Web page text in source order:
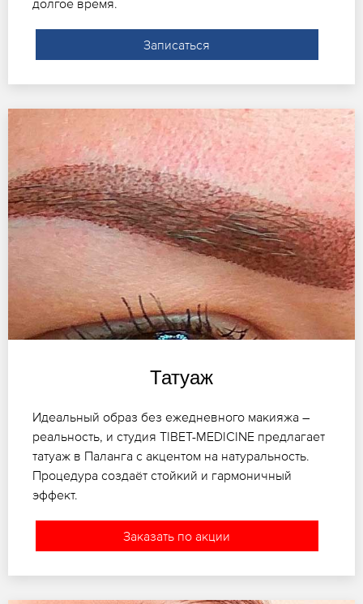
долгое время.
Записаться
Татуаж
Идеальный образ без ежедневного макияжа –
реальность, и студия TIBET-MEDICINE предлагает
татуаж в Паланга с акцентом на натуральность.
Процедура создаёт стойкий и гармоничный
эффект.
Заказать по акции